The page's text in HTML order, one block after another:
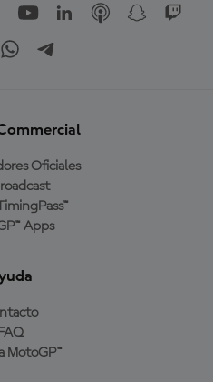
Oficiales
Apps
FAQ
MotoGP™